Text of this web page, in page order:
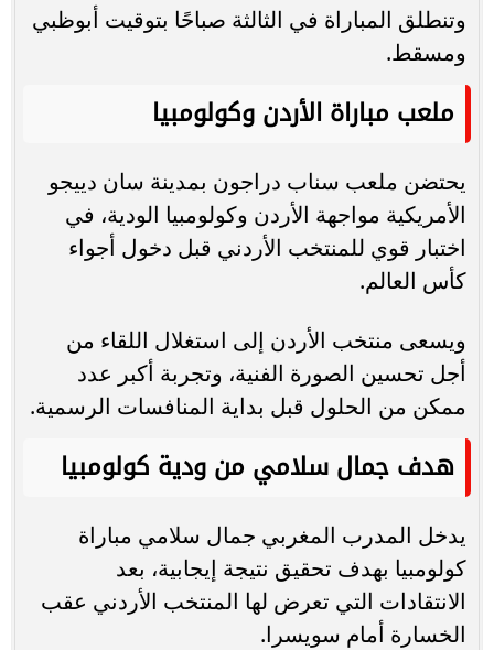
وتنطلق المباراة في الثالثة صباحًا بتوقيت أبوظبي
ومسقط.
ملعب مباراة الأردن وكولومبيا
يحتضن ملعب سناب دراجون بمدينة سان دييجو
الأمريكية مواجهة الأردن وكولومبيا الودية، في
اختبار قوي للمنتخب الأردني قبل دخول أجواء
كأس العالم.
ويسعى منتخب الأردن إلى استغلال اللقاء من
أجل تحسين الصورة الفنية، وتجربة أكبر عدد
ممكن من الحلول قبل بداية المنافسات الرسمية.
هدف جمال سلامي من ودية كولومبيا
يدخل المدرب المغربي جمال سلامي مباراة
كولومبيا بهدف تحقيق نتيجة إيجابية، بعد
الانتقادات التي تعرض لها المنتخب الأردني عقب
الخسارة أمام سويسرا.